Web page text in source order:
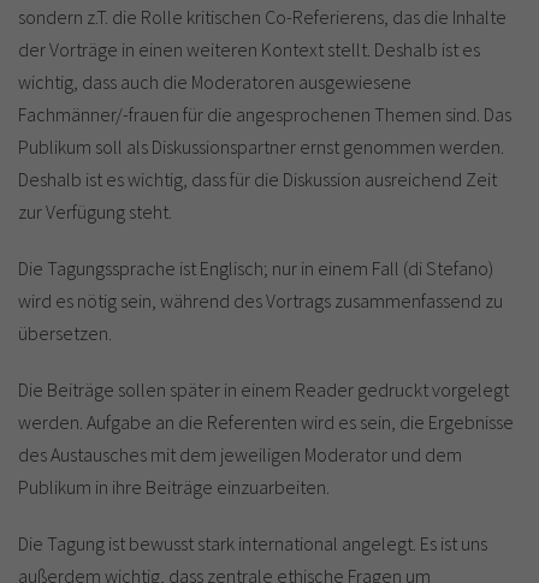
sondern z.T. die Rolle kritischen Co-Referierens, das die Inhalte
der Vorträge in einen weiteren Kontext stellt. Deshalb ist es
wichtig, dass auch die Moderatoren ausgewiesene
Fachmänner/-frauen für die angesprochenen Themen sind. Das
Publikum soll als Diskussionspartner ernst genommen werden.
Deshalb ist es wichtig, dass für die Diskussion ausreichend Zeit
zur Verfügung steht.
Die Tagungssprache ist Englisch; nur in einem Fall (di Stefano)
wird es nötig sein, während des Vortrags zusammenfassend zu
übersetzen.
Die Beiträge sollen später in einem Reader gedruckt vorgelegt
werden. Aufgabe an die Referenten wird es sein, die Ergebnisse
des Austausches mit dem jeweiligen Moderator und dem
Publikum in ihre Beiträge einzuarbeiten.
Die Tagung ist bewusst stark international angelegt. Es ist uns
außerdem wichtig, dass zentrale ethische Fragen um